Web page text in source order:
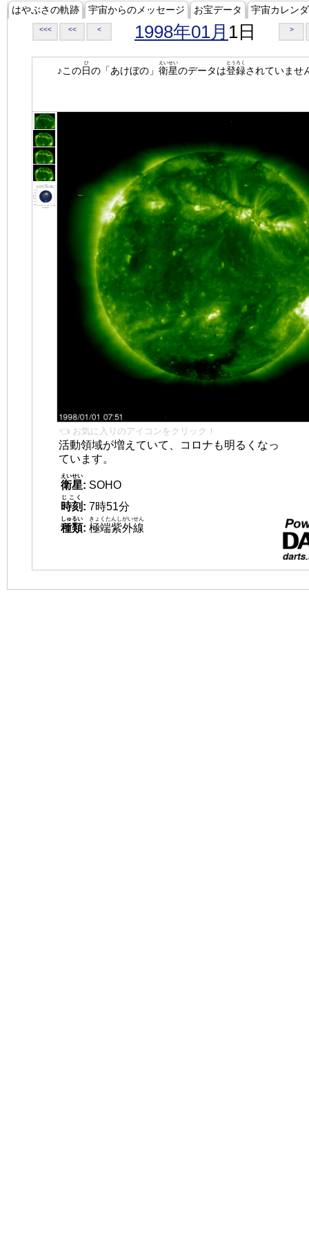
はやぶさの軌跡 宇宙からのメッセージ お宝データ 宇宙カレン
<<< << < 1998年01月 1日 >
♪この日
ひ
の「あけぼの」 衛星
えいせい
のデータは登録
とうろく
されていませ
👈 お気に入りのアイコンをクリック！
活動領域が増えていて、コロナも明るくなっ
ています。
衛星
えいせい
: SOHO
時刻
じこく
: 7時51分
種類
しゅるい
: 極端紫外線
きょくたんしがいせん